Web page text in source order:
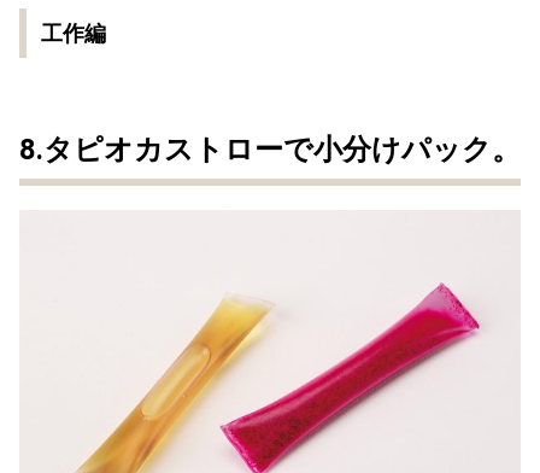
工作編
8.タピオカストローで小分けパック。